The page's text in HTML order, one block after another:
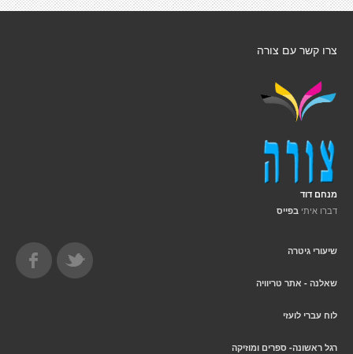
צרו קשר עם צורה
מנחם דוד
דברו איתי בפייס
שיעורי גיטרה
שאלנה - אתר טריוויה
לוח עברי לועזי
רגל ראשונה- ספרים ומוזיקה